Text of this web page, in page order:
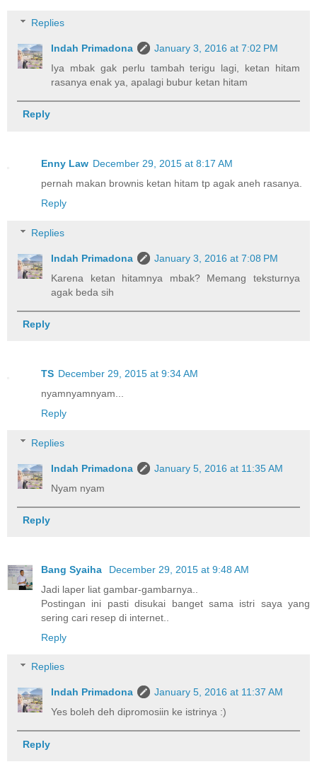
Replies
Indah Primadona
January 3, 2016 at 7:02 PM
Iya mbak gak perlu tambah terigu lagi, ketan hitam
rasanya enak ya, apalagi bubur ketan hitam
Reply
Enny Law December 29, 2015 at 8:17 AM
pernah makan brownis ketan hitam tp agak aneh rasanya.
Reply
Replies
Indah Primadona
January 3, 2016 at 7:08 PM
Karena ketan hitamnya mbak? Memang teksturnya
agak beda sih
Reply
TS December 29, 2015 at 9:34 AM
nyamnyamnyam...
Reply
Replies
Indah Primadona
January 5, 2016 at 11:35 AM
Nyam nyam
Reply
Bang Syaiha
December 29, 2015 at 9:48 AM
Jadi laper liat gambar-gambarnya..
Postingan ini pasti disukai banget sama istri saya yang
sering cari resep di internet..
Reply
Replies
Indah Primadona
January 5, 2016 at 11:37 AM
Yes boleh deh dipromosiin ke istrinya :)
Reply